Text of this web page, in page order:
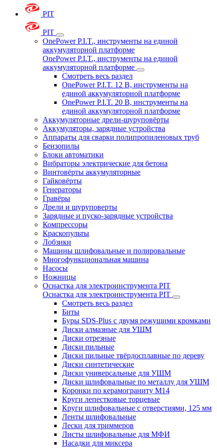
PIT
PIT
OnePower P.I.T., инструменты на единой
аккумуляторной платформе
OnePower P.I.T., инструменты на единой
аккумуляторной платформе
Смотреть весь раздел
OnePower P.I.T. 12 В, инструменты на
единой аккумуляторной платформе
OnePower P.I.T. 20 В, инструменты на
единой аккумуляторной платформе
Аккумуляторные дрели-шуруповёрты
Аккумуляторы, зарядные устройства
Аппараты для сварки полипропиленовых труб
Бензопилы
Блоки автоматики
Вибраторы электрические для бетона
Винтовёрты аккумуляторные
Гайковёрты
Генераторы
Гравёры
Дрели и шуруповерты
Зарядные и пуско-зарядные устройства
Компрессоры
Краскопульты
Лобзики
Машины шлифовальные и полировальные
Многофункциональная машина
Насосы
Ножницы
Оснастка для электроинструмента PIT
Оснастка для электроинструмента PIT
Смотреть весь раздел
Биты
Буры SDS-Plus c двумя режущими кромками
Диски алмазные для УШМ
Диски отрезные
Диски пильные
Диски пильные твёрдосплавные по дереву
Диски синтетические
Диски универсальные для УШМ
Диски шлифовальные по металлу для УШМ
Коронки по керамограниту M14
Круги лепестковые торцевые
Круги шлифовальные с отверстиями, 125 мм
Ленты шлифовальные
Лески для триммеров
Листы шлифовальные для МФИ
Насадки для миксера